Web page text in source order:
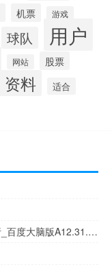
机票 游戏
球队 用户
网站 股票
资料 适合
7777788888王中王厷机_智能AI深度解析_百度大脑版A12.31.654